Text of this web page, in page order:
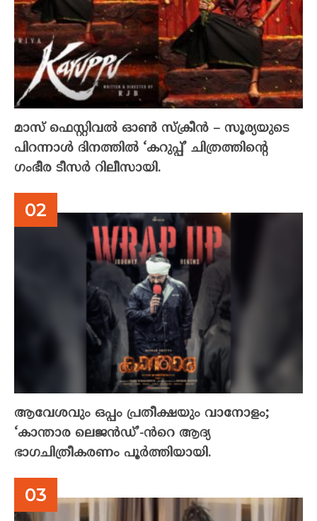
മാസ് ഫെസ്റ്റിവൽ ഓൺ സ്‌ക്രീൻ – സൂര്യയുടെ
പിറന്നാൾ ദിനത്തിൽ ‘കറുപ്പ്’ ചിത്രത്തിന്റെ
ഗംഭീര ടീസർ റിലീസായി.
ആവേശവും ഒപ്പം പ്രതീക്ഷയും വാനോളം;
‘കാന്താര ലെജൻഡ്’-ൻറെ ആദ്യ
ഭാഗചിത്രീകരണം പൂർത്തിയായി.